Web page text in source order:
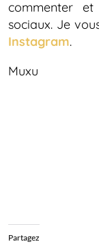
commenter
sociaux. Je
Instagram.
Muxu
Partagez